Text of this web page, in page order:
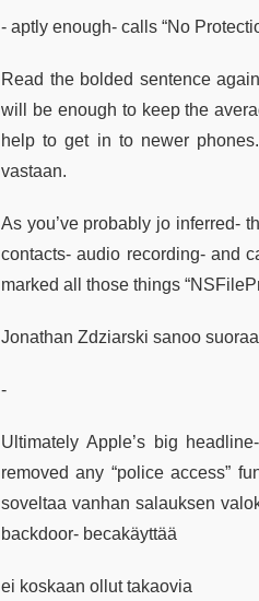
- aptly enough- calls “No
Read the bolded sentence
will be enough to keep the
help to get in to newer
vastaan.
As you’ve probably jo inferred-
contacts- audio recording- and
marked all those things
Jonathan Zdziarski sanoo
-
Ultimately Apple’s big
removed any “police access”
soveltaa vanhan salauksen
backdoor- becakäyttää
ei koskaan ollut takaovia